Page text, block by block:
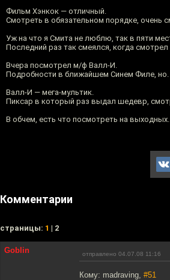
Фильм Хэнкок — отличный.
Смотреть в обязательном порядке, очень
Уж на что я Смита не люблю, так в пяти
Последний раз так смеялся, когда смотрел
Вчера посмотрел м/ф Валл-И.
Подробности в ближайшем Синем Филе, но.
Валл-И — мега-мультик.
Пиксар в который раз выдал шедевр,
В обчем, есть что посмотреть на выходных.
Комментарии
cтраницы: 1 | 2
Goblin отправлено 04.07.08 11:16
Кому: madraving, #51